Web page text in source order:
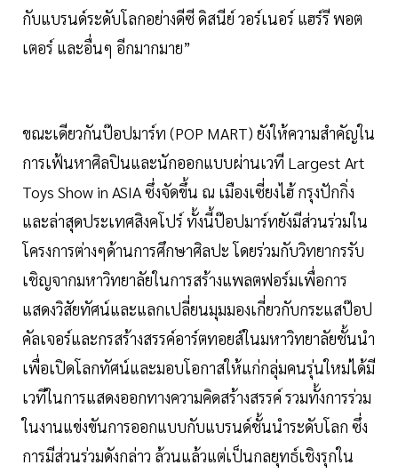
กับแบรนด์ระดับโลกอย่างดีซี ดิสนีย์ วอร์เนอร์ แฮร์รี พอต
เตอร์ และอื่นๆ อีกมากมาย”
ขณะเดียวกันป๊อปมาร์ท (POP MART) ยังให้ความสำคัญใน
การเฟ้นหาศิลปินและนักออกแบบผ่านเวที Largest Art
Toys Show in ASIA ซึ่งจัดขึ้น ณ เมืองเซี่ยงไฮ้ กรุงปักกิ่ง
และล่าสุดประเทศสิงคโปร์ ทั้งนี้ป๊อปมาร์ทยังมีส่วนร่วมใน
โครงการต่างๆด้านการศึกษาศิลปะ โดยร่วมกับวิทยากรรับ
เชิญจากมหาวิทยาลัยในการสร้างแพลตฟอร์มเพื่อการ
แสดงวิสัยทัศน์และแลกเปลี่ยนมุมมองเกี่ยวกับกระแสป๊อป
คัลเจอร์และกรสร้างสรรค์อาร์ตทอยส์ในมหาวิทยาลัยชั้นนำ
เพื่อเปิดโลกทัศน์และมอบโอกาสให้แก่กลุ่มคนรุ่นใหม่ได้มี
เวทีในการแสดงออกทางความคิดสร้างสรรค์ รวมทั้งการร่วม
ในงานแข่งขันการออกแบบกับแบรนด์ชั้นนำระดับโลก ซึ่ง
การมีส่วนร่วมดังกล่าว ล้วนแล้วแต่เป็นกลยุทธ์เชิงรุกใน